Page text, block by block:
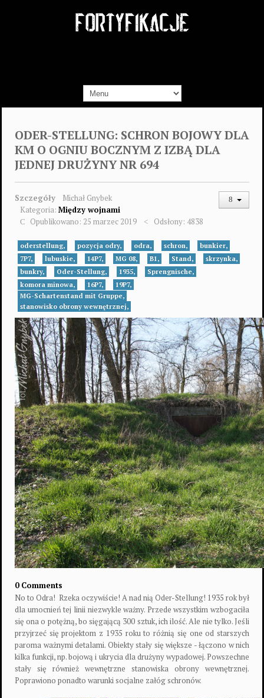
ODER-STELLUNG: SCHRON BOJOWY DLA
KM O OGNIU BOCZNYM Z IZBĄ DLA
JEDNEJ DRUŻYNY NR 694
Szczegóły
Michał Gnybek
Kategoria: Między wojnami
Opublikowano: 25 marzec 2019
Odsłony: 4838
oderstellung, pozycja odry, odra, schron,
bunkier,
7P7,
lubuskie, 14P7, MG 08, B1, Stand,
skrzynka,
bunkry,
Oder-Stellung, 1935,
Sprengnische,
komora minowa,
16P7,
19P7,
MG-Schartenstand mit Gruppe,
stanowisko obrony wewnętrznej,
0 Comments
No to Odra! Rzeka oczywiście! A nad nią Oder-Stellung! 1935 rok był
dla umocnień tej linii niezwykle ważny. Przede wszystkim wzbogaciła
się ona o potężną, bo sięgającą 300 sztuk, ich ilość. Ale nie tylko. Jeśli
przyjrzeć się projektom z 1935 roku to różnią się one od starszych
paroma ważnymi detalami. Obiekty stały się większe - łączono w nich
kilka funkcji, np. bojową i ukrycia dla drużyny wypadowej. Powszechne
stały się również wewnętrzne stanowiska obrony wewnętrznej.
Poprawiono ponadto warunki socjalne załóg schronów.